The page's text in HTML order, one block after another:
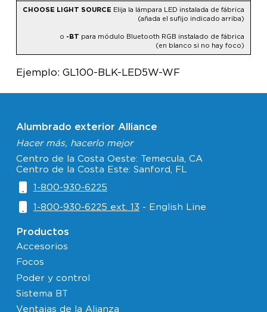
Elija la lámpara LED instalada de fábrica
(añada el sufijo indicado arriba)
o -BT para módulo Bluetooth RGB instalado de fábrica
(en blanco si no hay foco)
Ejemplo: GL100-BLK-LED5W-WF
Alumbrado exterior Alliance
Hacer más, hacerlo mejor
Centro de la Costa Oeste: Temecula, CA
Centro de la Costa Este: Sanford, FL
1-800-930-6225
1-800-930-6225 ext. 13 - English Line
Productos
Accesorios
Focos
Poder y control
Sistema BT
Ventajas de la Alianza